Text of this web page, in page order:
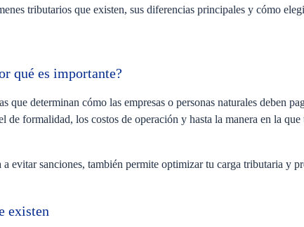
tributarios que existen, sus diferencias principales y cómo
qué es importante?
que determinan cómo las empresas o personas naturales deben
formalidad, los costos de operación y hasta la manera en la que
evitar sanciones, también permite optimizar tu carga tributaria y
existen